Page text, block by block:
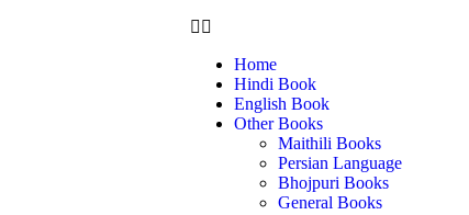
Home
Hindi Book
English Book
Other Books
Maithili Books
Persian Language
Bhojpuri Books
General Books